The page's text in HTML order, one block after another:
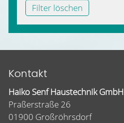
Filter löschen
Kontakt
Haiko Senf Haustechnik GmbH
Praßerstraße 26
01900 Großröhrsdorf